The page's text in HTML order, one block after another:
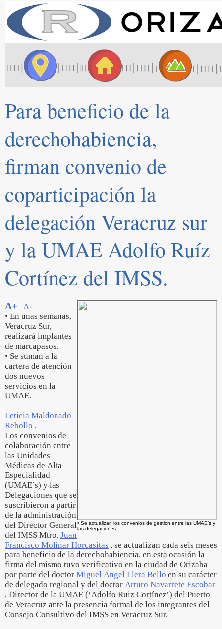
Para beneficio de la
derechohabiencia,
firman convenio de
coparticipación la
delegación Veracruz sur
y la UMAE Adolfo Ruíz
Cortínez del IMSS.
• Se actualizan los convenios de gestión entre las UMAE’s y
las delegaciones.
A+
A-
• En unas semanas,
Veracruz Sur,
realizará implantes
de marcapasos.
• Se suman a la
cartera de atención
dos nuevos
servicios en la
UMAE.
Leticia Maldonado
Rebollo .
Los convenios de
colaboración entre
las Unidades
Médicas de Alta
Especialidad
(UMAE’s) y las
Delegaciones que se
suscribieron a partir
de la administración
del Director General
del IMSS Mtro. Juan
Francisco Molinar Horcasitas , se actualizan cada seis meses
para beneficio de la derechohabiencia, en esta ocasión la
firma del mismo tuvo verificativo en la ciudad de Orizaba
por parte del doctor Miguel Ángel Llera Bello en su carácter
de delegado regional y del doctor Arturo Navarrete Escobar
, Director de la UMAE (‘Adolfo Ruiz Cortínez’) del Puerto
de Veracruz ante la presencia formal de los integrantes del
Consejo Consultivo del IMSS en Veracruz Sur.